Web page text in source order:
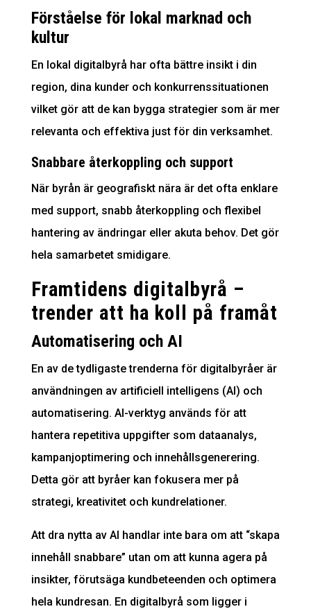
Förståelse för lokal marknad och
kultur
En lokal digitalbyrå har ofta bättre insikt i din
region, dina kunder och konkurrenssituationen
vilket gör att de kan bygga strategier som är mer
relevanta och effektiva just för din verksamhet.
Snabbare återkoppling och support
När byrån är geografiskt nära är det ofta enklare
med support, snabb återkoppling och flexibel
hantering av ändringar eller akuta behov. Det gör
hela samarbetet smidigare.
Framtidens digitalbyrå –
trender att ha koll på framåt
Automatisering och AI
En av de tydligaste trenderna för digitalbyråer är
användningen av artificiell intelligens (AI) och
automatisering. AI-verktyg används för att
hantera repetitiva uppgifter som dataanalys,
kampanjoptimering och innehållsgenerering.
Detta gör att byråer kan fokusera mer på
strategi, kreativitet och kund­relationer.
Att dra nytta av AI handlar inte bara om att “skapa
innehåll snabbare” utan om att kunna agera på
insikter, förutsäga kundbeteenden och optimera
hela kundresan. En digitalbyrå som ligger i